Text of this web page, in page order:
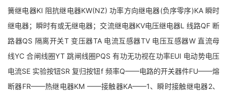
簧继电器KI 阻抗继电器KW(NZ) 功率方向继电器(负序零序)KA 瞬时
继电器；瞬时有或无继电器；交流继电器KV电压继电器L 线路QF 断
路器QS 隔离开关T 变压器TA 电流互感器TV 电压互感器W 直流母
线YC 合闸线圈YT 跳闸线圈PQS 有功无功视在功率EUI 电动势电压
电流SE 实验按钮SR 复归按钮f 频率Q——电路的开关器件FU——熔
断器FR——热继电器KM ——接触器KA——1、瞬时接触继电器2、